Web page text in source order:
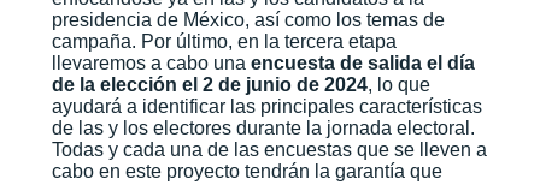
presidencia de México, así como los temas de
campaña. Por último, en la tercera etapa
llevaremos a cabo una encuesta de salida el día
de la elección el 2 de junio de 2024, lo que
ayudará a identificar las principales características
de las y los electores durante la jornada electoral.
Todas y cada una de las encuestas que se lleven a
cabo en este proyecto tendrán la garantía que